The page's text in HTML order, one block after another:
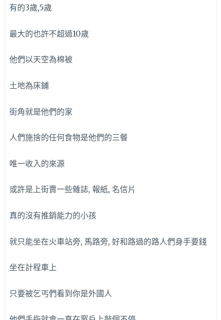
有的3歲,5歲
最大的也許不超過10歲
他們以天空為棉被
土地為床鋪
街角就是他們的家
人們施捨的任何食物是他們的三餐
唯一收入的來源
或許是上街賣一些雜誌, 報紙, 名信片
真的沒有推銷能力的小孩
就只能坐在火車站旁, 馬路旁, 好和路過的路人們身手要錢
坐在計程車上
只要被乞丐們看到你是外國人